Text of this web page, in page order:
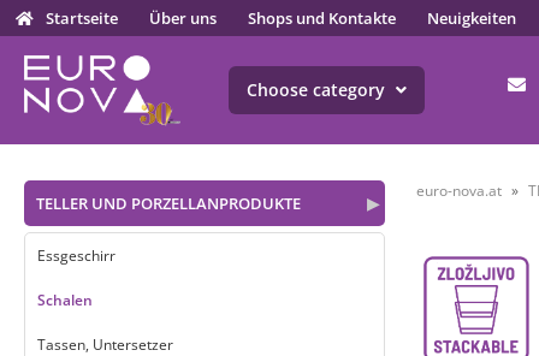
Startseite Über uns Shops und Kontakte Neuigkeiten
Choose category
▶
TELLER UND PORZELLANPRODUKTE
Essgeschirr
Schalen
Tassen, Untersetzer
euro-nova.at